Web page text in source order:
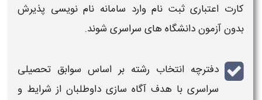
کارت اعتباری ثبت ناموارد سامانه نام نویسی پذیرش
بدون آزمون دانشگاه های سراسری شوند.
دفترچه انتخاب رشته بر اساس سوابق تحصیلی
سراسری با هدف آگاه‌ سازی داوطلبان از شرایط و